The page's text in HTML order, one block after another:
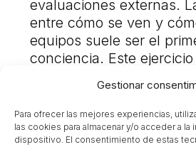
Gestionar
Para ofrecer las mejores experiencias,
las cookies para almacenar y/o acceder a la
dispositivo. El consentimiento de estas
evaluaciones externas.
entre cómo se ven y
equipos suele ser el
conciencia. Este
un contexto
Diseña programas de
liderazgo específicos.
Impacto
Producto
Sobre nosotros